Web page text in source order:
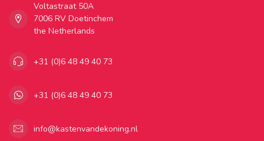
Voltastraat 50A
7006 RV Doetinchem
the Netherlands
+31 (0)6 48 49 40 73
+31 (0)6 48 49 40 73
info@kastenvandekoning.nl